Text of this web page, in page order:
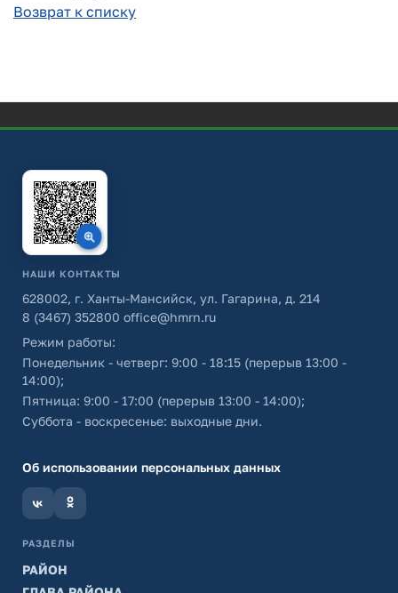
Возврат к списку
НАШИ КОНТАКТЫ
628002, г. Ханты-Мансийск, ул. Гагарина, д. 214
8 (3467) 352800 office@hmrn.ru
Режим работы:
Понедельник - четверг: 9:00 - 18:15 (перерыв 13:00 -
14:00);
Пятница: 9:00 - 17:00 (перерыв 13:00 - 14:00);
Суббота - воскресенье: выходные дни.
Об использовании персональных данных
РАЗДЕЛЫ
РАЙОН